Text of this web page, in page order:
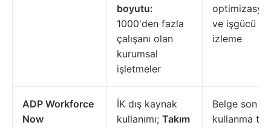
boyutu:
1000'den fazla
çalışanı olan
kurumsal
işletmeler
ve işgücü
izleme
ADP Workforce
Now
İK dış kaynak
kullanımı; Takım
Belge son
kullanma